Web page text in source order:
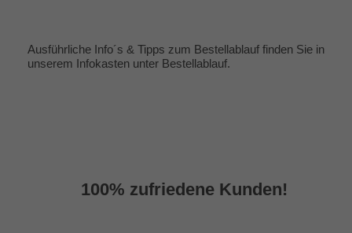
Ausführliche Info´s & Tipps zum Bestellablauf finden Sie in
unserem Infokasten unter Bestellablauf.
100% zufriedene Kunden!